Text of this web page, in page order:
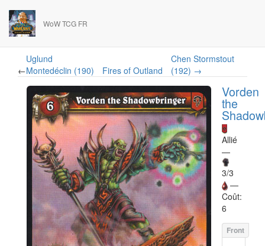
WoW TCG FR
←
Uglund
Montedéclin (190)
Fires of Outland
Chen Stormstout
(192) →
Vorden
the
Allié
—
3/3
—
Coût:
6